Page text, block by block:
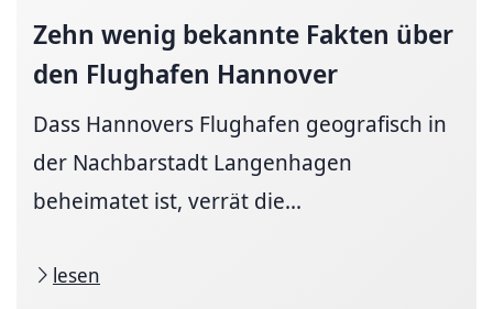
Zehn wenig bekannte Fakten über
den Flughafen Hannover
Dass Hannovers Flughafen geografisch in
der Nachbarstadt Langenhagen
beheimatet ist, verrät die...
lesen